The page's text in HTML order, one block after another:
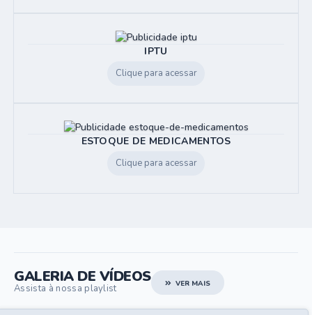
IPTU
Clique para acessar
ESTOQUE DE MEDICAMENTOS
Clique para acessar
GALERIA DE VÍDEOS
Assista à nossa playlist VER MAIS